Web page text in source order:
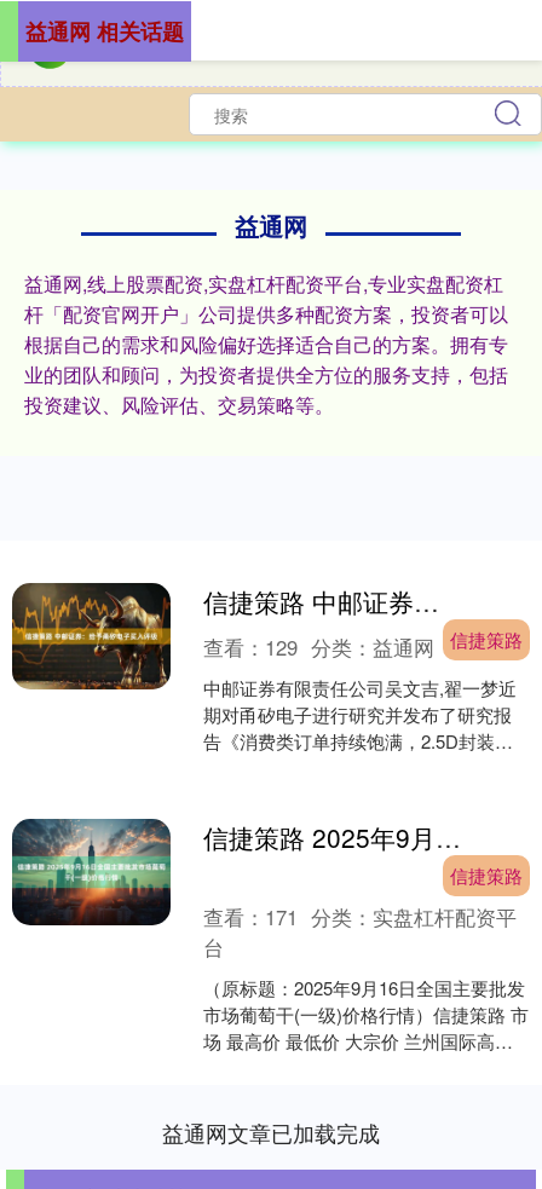
益通网
益通网,线上股票配资,实盘杠杆配资平台,专业实盘配资杠
杆「配资官网开户」公司提供多种配资方案，投资者可以
根据自己的需求和风险偏好选择适合自己的方案。拥有专
业的团队和顾问，为投资者提供全方位的服务支持，包括
投资建议、风险评估、交易策略等。
益通网 相关话题
信捷策路 中邮证券：给予甬矽电子买入评级
信捷策路
查看： 129 分类：益通网
中邮证券有限责任公司吴文吉,翟一梦近
期对甬矽电子进行研究并发布了研究报
告《消费类订单持续饱满，2.5D封装加
信捷策路 2025年9月16日全国主要批发市场葡萄干(一级)价格行情
信捷策路
查看： 171 分类： 实盘杠杆配资平
台
（原标题：2025年9月16日全国主要批发
市场葡萄干(一级)价格行情）信捷策路 市
场 最高价 最低价 大宗价 兰州国际高原
益通网文章已加载完成